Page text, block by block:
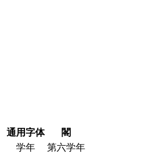
通用字体
閣
学年
第六学年